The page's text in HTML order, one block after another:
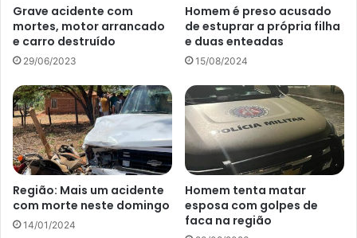
Grave acidente com
mortes, motor arrancado
e carro destruído
29/06/2023
Homem é preso acusado
de estuprar a própria filha
e duas enteadas
15/08/2024
Região: Mais um acidente
com morte neste domingo
14/01/2024
Homem tenta matar
esposa com golpes de
faca na região